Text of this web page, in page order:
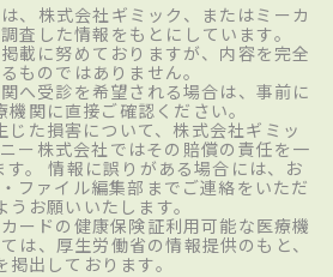
、株式会社ギミック、またはミーカ
査した情報をもとにしています。
載に努めておりますが、内容を完全
ものではありません。
へ受診を希望される場合は、事前に
関に直接ご確認ください。
じた損害について、株式会社ギミッ
ー株式会社ではその賠償の責任を一
。 情報に誤りがある場合には、お
ファイル編集部までご連絡をいただ
うお願いいたします。
ードの健康保険証利用可能な医療機
は、厚生労働省の情報提供のもと、
掲出しております。